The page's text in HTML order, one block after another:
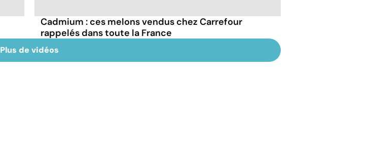
Cadmium : ces melons vendus chez Carrefour
rappelés dans toute la France
Plus de vidéos